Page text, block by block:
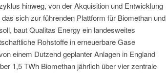
hinweg, von der Akquisition und Entwicklung
sich zur führenden Plattform für Biomethan und
baut Qualitas Energy ein landesweites
Rohstoffe in erneuerbare Gase
einem Dutzend geplanter Anlagen in England
1,5 TWh Biomethan jährlich über vier zentrale